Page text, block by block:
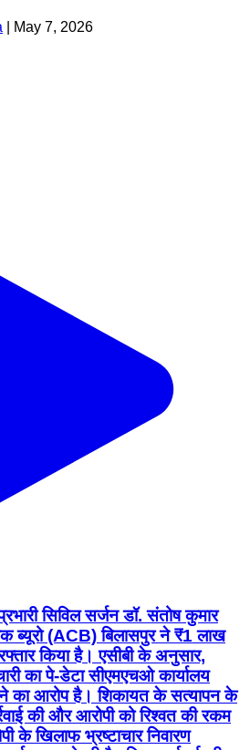
May 7, 2026
सिविल सर्जन डॉ. संतोष कुमार
ब्यूरो (ACB) बिलासपुर ने ₹1 लाख
किया है। एसीबी के अनुसार,
का पे-डेटा सीएमएचओ कार्यालय
का आरोप है। शिकायत के सत्यापन के
की और आरोपी को रिश्वत की रकम
के खिलाफ भ्रष्टाचार निवारण